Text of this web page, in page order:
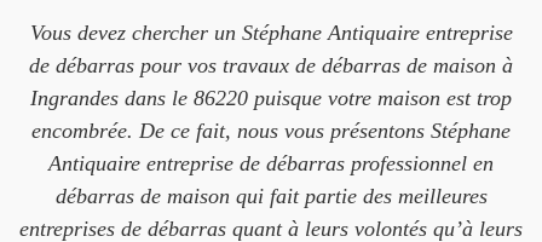
Vous devez chercher un Stéphane Antiquaire entreprise
de débarras pour vos travaux de débarras de maison à
Ingrandes dans le 86220 puisque votre maison est trop
encombrée. De ce fait, nous vous présentons Stéphane
Antiquaire entreprise de débarras professionnel en
débarras de maison qui fait partie des meilleures
entreprises de débarras quant à leurs volontés qu’à leurs